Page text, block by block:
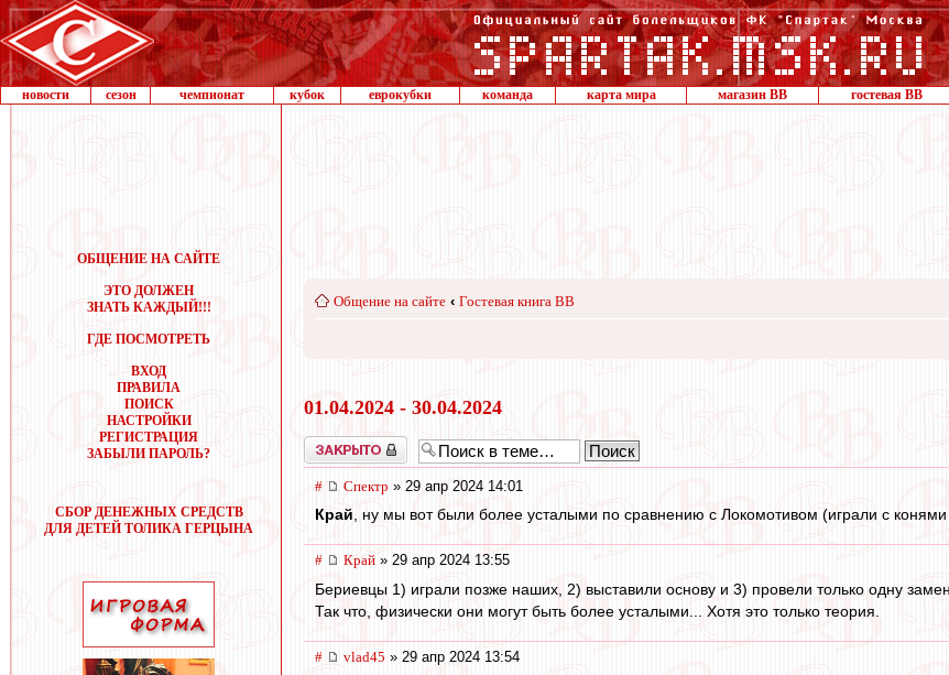
новости сезон чемпионат кубок еврокубки команда карта мира магазин ВВ гостевая ВВ
ОБЩЕНИЕ НА САЙТЕ
ЭТО ДОЛЖЕН
ЗНАТЬ КАЖДЫЙ!!!
ГДЕ ПОСМОТРЕТЬ
ВХОД
ПРАВИЛА
ПОИСК
НАСТРОЙКИ
РЕГИСТРАЦИЯ
ЗАБЫЛИ ПАРОЛЬ?
СБОР ДЕНЕЖНЫХ СРЕДСТВ
ДЛЯ ДЕТЕЙ ТОЛИКА ГЕРЦЫНА
Общение на сайте ‹ Гостевая книга ВВ
01.04.2024 - 30.04.2024
Закрыто
# Спектр » 29 апр 2024 14:01
Край, ну мы вот были более усталыми по сравнению с Локомотивом (играли с
# Край » 29 апр 2024 13:55
Бериевцы 1) играли позже наших, 2) выставили основу и 3) провели только одну
Так что, физически они могут быть более усталыми... Хотя это только теория.
# vlad45 » 29 апр 2024 13:54